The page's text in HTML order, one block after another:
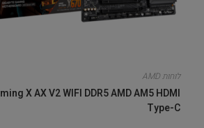
לוחות AMD
X AX V2 WIFI DDR5 AMD AM5 HDMI
Type-C